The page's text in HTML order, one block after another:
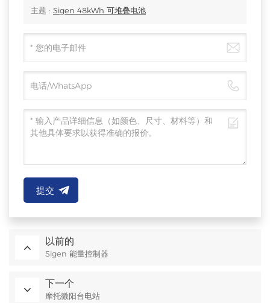
主题 : Sigen 48kWh 可堆叠电池
提交
以前的
Sigen 能量控制器
下一个
摩托微阳台电站